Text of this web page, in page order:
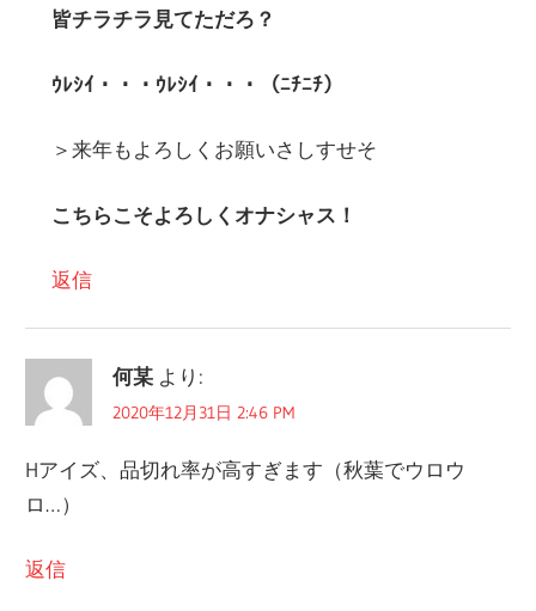
皆チラチラ見てただろ？
ｳﾚｼｲ・・・ｳﾚｼｲ・・・（ﾆﾁﾆﾁ）
＞来年もよろしくお願いさしすせそ
こちらこそよろしくオナシャス！
返信
何某 より:
2020年12月31日 2:46 PM
Hアイズ、品切れ率が高すぎます（秋葉でウロウ
ロ…）
返信